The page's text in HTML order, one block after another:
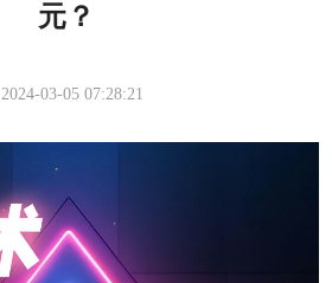
元？
2024-03-05 07:28:21